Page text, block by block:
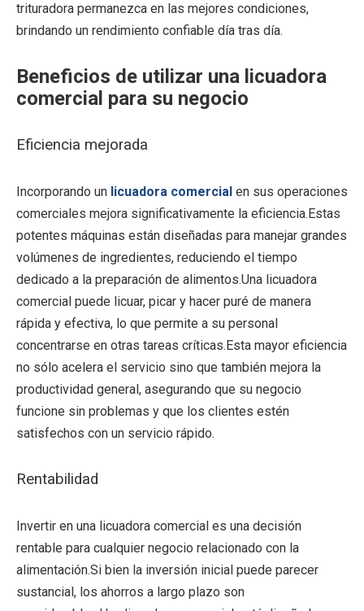
trituradora permanezca en las mejores condiciones,
brindando un rendimiento confiable día tras día.
Beneficios de utilizar una licuadora
comercial para su negocio
Eficiencia mejorada
Incorporando un licuadora comercial en sus operaciones
comerciales mejora significativamente la eficiencia.Estas
potentes máquinas están diseñadas para manejar grandes
volúmenes de ingredientes, reduciendo el tiempo
dedicado a la preparación de alimentos.Una licuadora
comercial puede licuar, picar y hacer puré de manera
rápida y efectiva, lo que permite a su personal
concentrarse en otras tareas críticas.Esta mayor eficiencia
no sólo acelera el servicio sino que también mejora la
productividad general, asegurando que su negocio
funcione sin problemas y que los clientes estén
satisfechos con un servicio rápido.
Rentabilidad
Invertir en una licuadora comercial es una decisión
rentable para cualquier negocio relacionado con la
alimentación.Si bien la inversión inicial puede parecer
sustancial, los ahorros a largo plazo son